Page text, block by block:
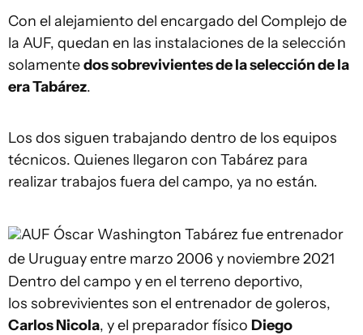
Con el alejamiento del encargado del Complejo de
la AUF, quedan en las instalaciones de la selección
solamentedos sobrevivientes de la selección de la
era Tabárez.
Los dos siguen trabajando dentro de los equipos
técnicos. Quienes llegaron con Tabárez para
realizar trabajos fuera del campo, ya no están.
AUF Óscar Washington Tabárez fue entrenador
de Uruguay entre marzo 2006 y noviembre 2021
Dentro del campo y en el terreno deportivo,
los sobrevivientes son el entrenador de goleros,
Carlos Nicola, y el preparador físico Diego